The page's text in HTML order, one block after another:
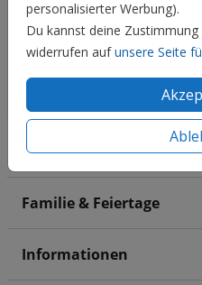
personalisierter Werbung).
Du kannst deine
widerrufen aufunsere Seite
Hochzeit
Familie & Feiertage
Informationen